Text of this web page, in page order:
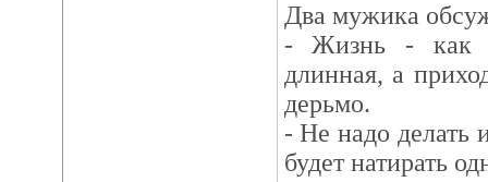
Два мужика
- Жизнь - как
длинная, а
дерьмо.
- Не надо делать
будет натирать